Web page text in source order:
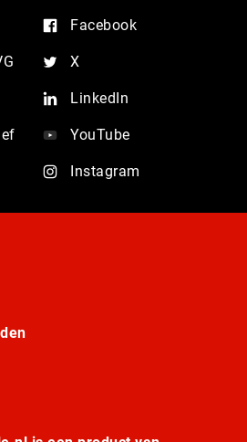
Facebook
X
LinkedIn
YouTube
Instagram